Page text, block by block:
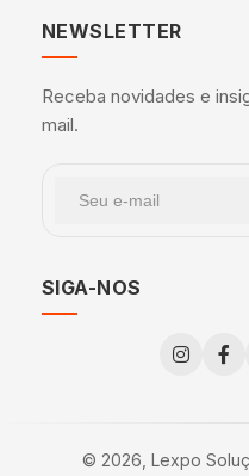
NEWSLETTER
Receba novidades e
mail.
SIGA-NOS
© 2026, Lexpo